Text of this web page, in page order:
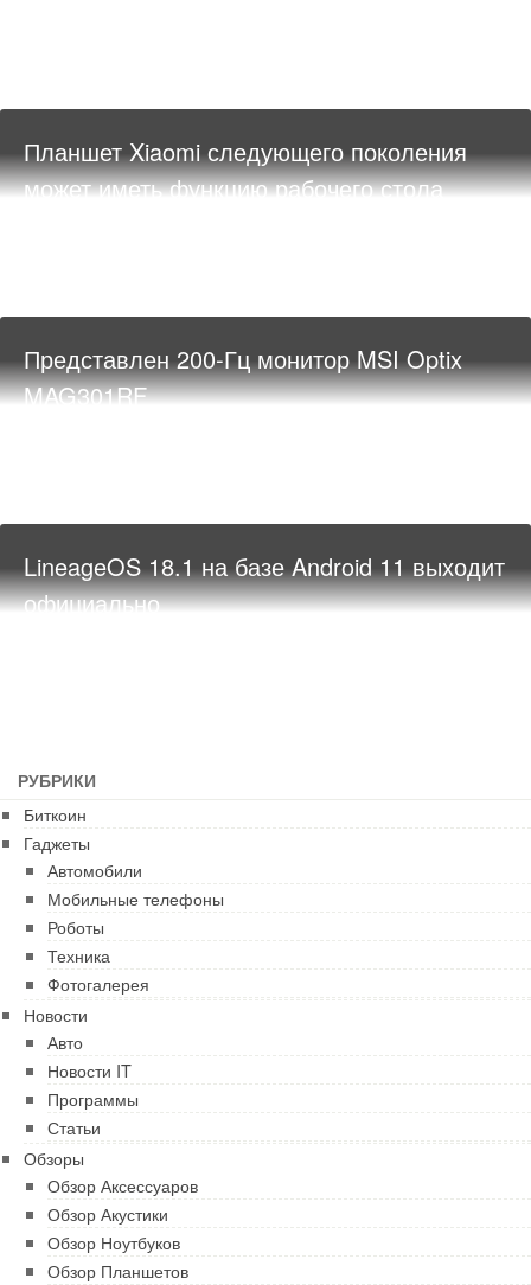
Планшет Xiaomi следующего поколения
может иметь функцию рабочего стола
Представлен 200-Гц монитор MSI Optix
MAG301RF
LineageOS 18.1 на базе Android 11 выходит
официально
РУБРИКИ
Биткоин
Гаджеты
Автомобили
Мобильные телефоны
Роботы
Техника
Фотогалерея
Новости
Авто
Новости IT
Программы
Статьи
Обзоры
Обзор Аксессуаров
Обзор Акустики
Обзор Ноутбуков
Обзор Планшетов